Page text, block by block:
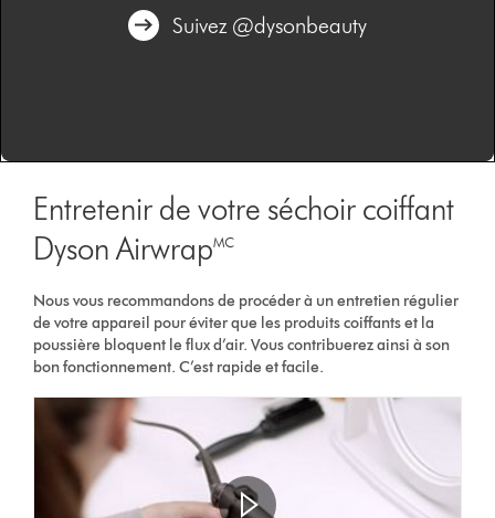
Suivez @dysonbeauty
Entretenir de votre séchoir coiffant
Dyson Airwrap🅪
Nous vous recommandons de procéder à un entretien régulier
de votre appareil pour éviter que les produits coiffants et la
poussière bloquent le flux d’air. Vous contribuerez ainsi à son
bon fonctionnement. C’est rapide et facile.